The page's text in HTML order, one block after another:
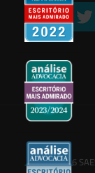
© 2026